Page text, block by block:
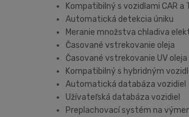
Kompatibilný s vozidlami CAR a
Automatická detekcia úniku
Meranie množstva chladiva
Časované vstrekovanie oleja
Časované vstrekovanie UV oleja
Kompatibilný s hybridným
Automatická databáza vozidiel
Užívateľská databáza vozidiel
Preplachovací systém na